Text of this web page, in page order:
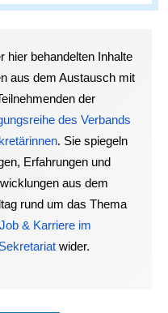
hier behandelten Inhalte
aus dem Austausch mit
der
des Verbands
. Sie spiegeln
Erfahrungen und
aus dem
rund um das Thema
Job & Karriere im
Sekretariat wider.